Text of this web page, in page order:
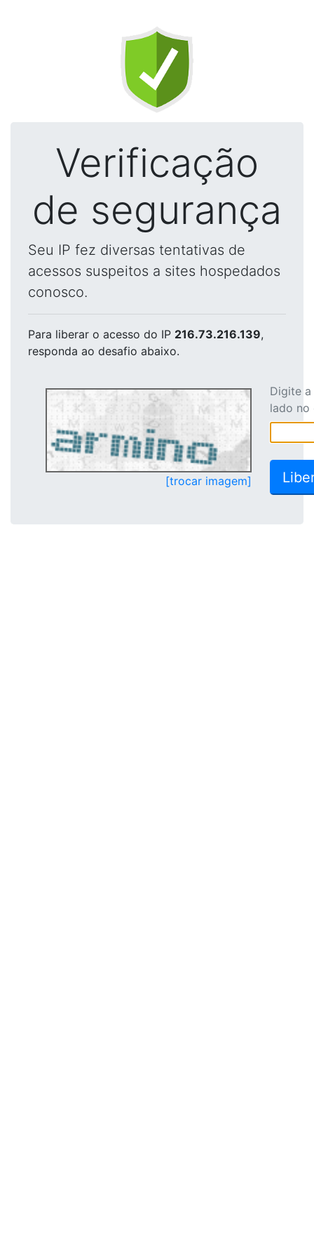
Verificação
de segurança
Seu IP fez diversas tentativas de
acessos suspeitos a sites hospedados
conosco.
Para liberar o acesso do IP 216.73.216.139,
responda ao desafio abaixo.
[trocar imagem]
Digite
lado no